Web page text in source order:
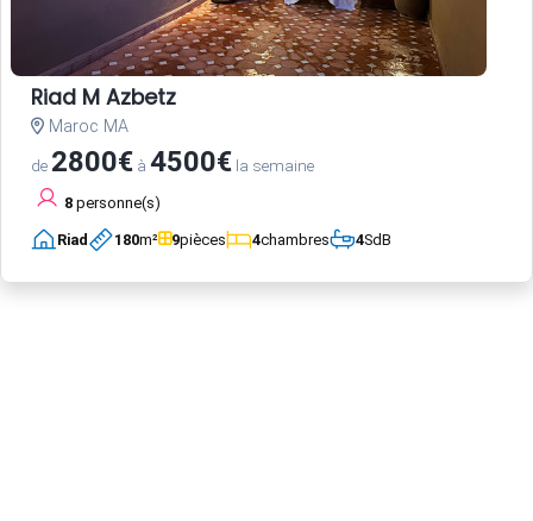
Riad M Azbetz
Maroc MA
de 2800€ à 4500€ la semaine
8 personne(s)
Riad 180m² 9pièces 4chambres 4SdB